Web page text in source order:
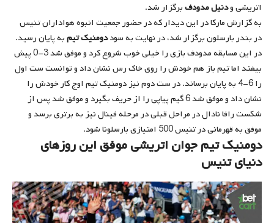
اتریشی ودنیل مدودفبرگزار شد.
به گزارش مارکا در این دیدار که در حضور جمعیت انبوه هواداران تنیس
در بندر بارسلون برگزار شد، در نهایت به سوددومنیک تیمبه پایان رسید.
در این مسابقه مدودف بازی را خیلی خوب شروع کرد و موفق شد 3-0 پیش
بیفتد اما تیم باز هم خودش را روی خاک رس نشان داد و توانست ست اول
را 6-4 به پایان برساند. در ست دوم نیز دومنیک تیم اوج کار خودش را
نشان داد و موفق شد 6 گیم پیاپی را از حریف بگیرد و موفق شد پس از
شکست رافا نادال در مراحل قبلی در مرحله فینال نیز به برتری برسد و
موفق به قهرمانی در تنیس 500 امتیازی بارسلونا شود.
دومنیک تیم جوان اتریشی موفق این روزهای
دنیای تنیس